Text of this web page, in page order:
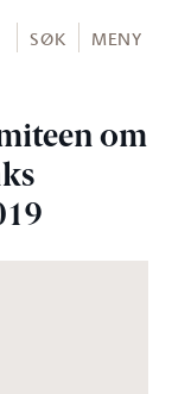
SØK MENY
om